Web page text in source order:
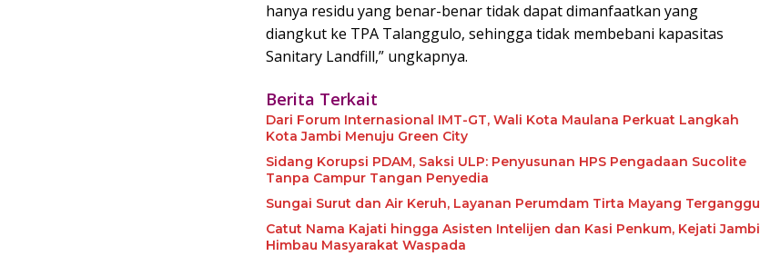
hanya residu yang benar-benar tidak dapat dimanfaatkan yang
diangkut ke TPA Talanggulo, sehingga tidak membebani kapasitas
Sanitary Landfill,” ungkapnya.
Berita Terkait
Dari Forum Internasional IMT-GT, Wali Kota Maulana Perkuat Langkah
Kota Jambi Menuju Green City
Sidang Korupsi PDAM, Saksi ULP: Penyusunan HPS Pengadaan Sucolite
Tanpa Campur Tangan Penyedia
Sungai Surut dan Air Keruh, Layanan Perumdam Tirta Mayang Terganggu
Catut Nama Kajati hingga Asisten Intelijen dan Kasi Penkum, Kejati Jambi
Himbau Masyarakat Waspada